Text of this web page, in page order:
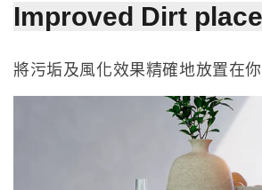
Improved Dirt
將污垢及風化效果精確地放置在